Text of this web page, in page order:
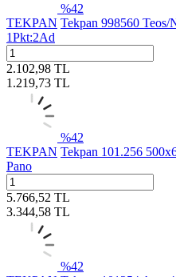
%42
TEKPAN Tekpan 998560
1Pkt:2Ad
2.102,98 TL
1.219,73 TL
%42
TEKPAN Tekpan 101.256
Pano
5.766,52 TL
3.344,58 TL
%42